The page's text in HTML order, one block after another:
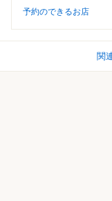
予約のできるお店
関